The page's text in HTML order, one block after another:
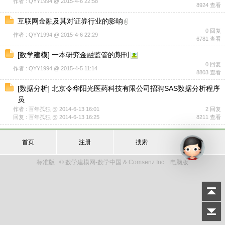
8924 查看
互联网金融及其对证券行业的影响
作者 : QYY1994 @ 2015-4-6 22:29
0 回复
6781 查看
[数学建模] 一本研究金融监管的期刊
作者 : QYY1994 @ 2015-4-5 11:14
0 回复
8803 查看
[数据分析] 北京令华阳光医药科技有限公司招聘SAS数据分析程序
员
作者 : 百年孤独 @ 2014-6-13 16:01
回复 : 百年孤独 @ 2014-6-13 16:25
2 回复
8211 查看
首页 注册 搜索 登录
标准版 © 数学建模网-数学中国 & Comsenz Inc. 电脑版